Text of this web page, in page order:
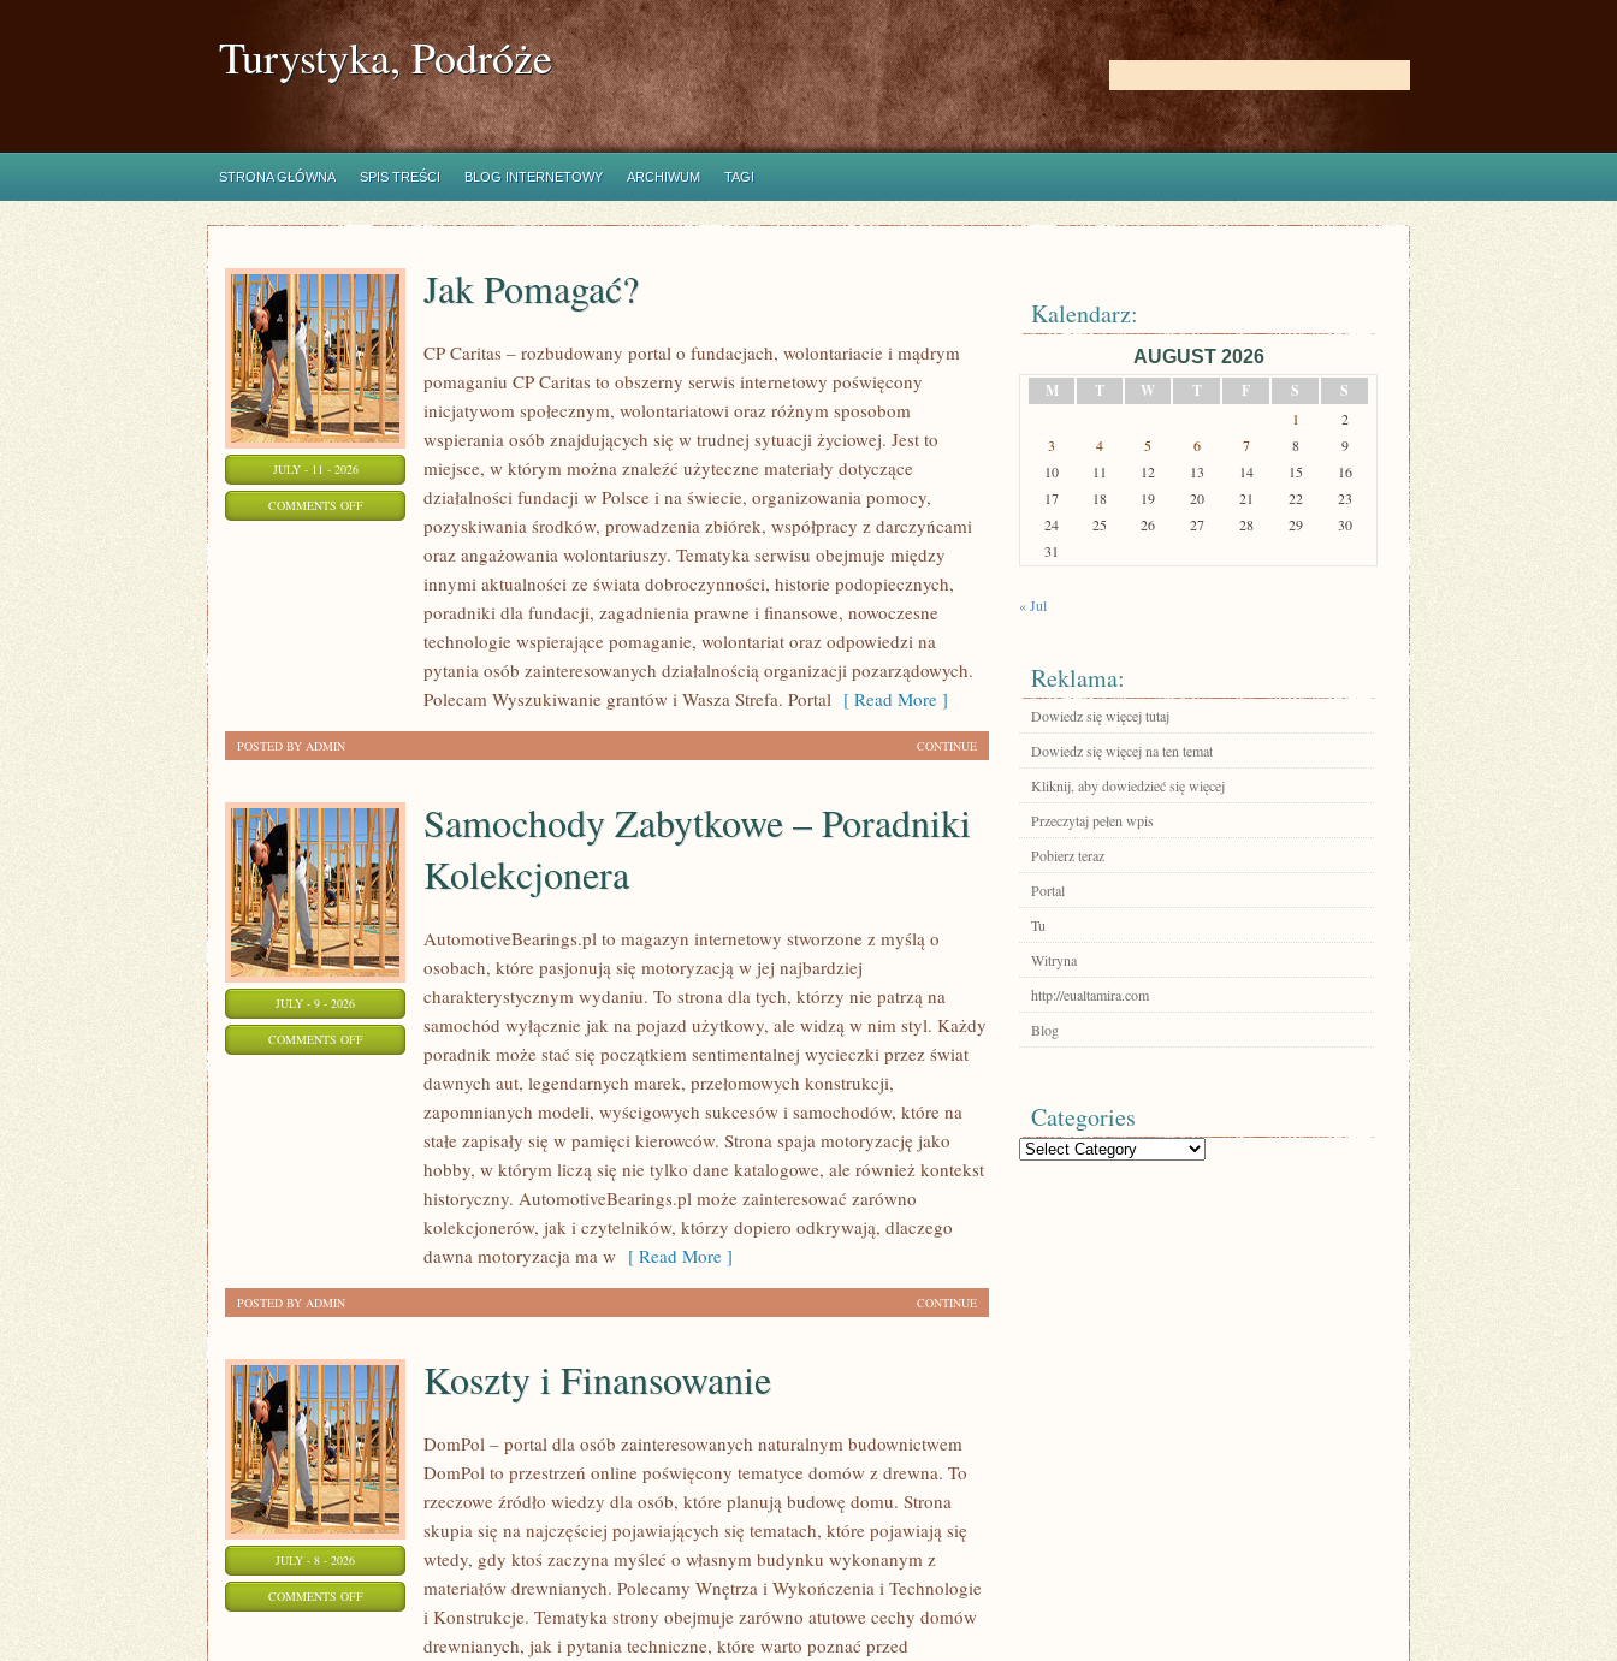
Turystyka, Podróże
STRONA GŁÓWNA SPIS TREŚCI BLOG INTERNETOWY ARCHIWUM TAGI
JULY - 11 - 2026
COMMENTS OFFON
POMAGAĆ?
Jak Pomagać?
CP Caritas – rozbudowany portal o fundacjach, wolontariacie i mądrym
pomaganiu CP Caritas to obszerny serwis internetowy poświęcony
inicjatywom społecznym, wolontariatowi oraz różnym sposobom
wspierania osób znajdujących się w trudnej sytuacji życiowej. Jest to
miejsce, w którym można znaleźć użyteczne materiały dotyczące
działalności fundacji w Polsce i na świecie, organizowania pomocy,
pozyskiwania środków, prowadzenia zbiórek, współpracy z darczyńcami
oraz angażowania wolontariuszy. Tematyka serwisu obejmuje między
innymi aktualności ze świata dobroczynności, historie podopiecznych,
poradniki dla fundacji, zagadnienia prawne i finansowe, nowoczesne
technologie wspierające pomaganie, wolontariat oraz odpowiedzi na
pytania osób zainteresowanych działalnością organizacji pozarządowych.
Polecam Wyszukiwanie grantów i Wasza Strefa. Portal [ Read More ]
CONTINUE
POSTED BY ADMIN
JULY - 9 - 2026
COMMENTS OFFON
SAMOCHODY
Samochody Zabytkowe – Poradniki
Kolekcjonera
AutomotiveBearings.pl to magazyn internetowy stworzone z myślą o
osobach, które pasjonują się motoryzacją w jej najbardziej
charakterystycznym wydaniu. To strona dla tych, którzy nie patrzą na
samochód wyłącznie jak na pojazd użytkowy, ale widzą w nim styl. Każdy
poradnik może stać się początkiem sentimentalnej wycieczki przez świat
dawnych aut, legendarnych marek, przełomowych konstrukcji,
zapomnianych modeli, wyścigowych sukcesów i samochodów, które na
stałe zapisały się w pamięci kierowców. Strona spaja motoryzację jako
hobby, w którym liczą się nie tylko dane katalogowe, ale również kontekst
historyczny. AutomotiveBearings.pl może zainteresować zarówno
kolekcjonerów, jak i czytelników, którzy dopiero odkrywają, dlaczego
dawna motoryzacja ma w [ Read More ]
CONTINUE
POSTED BY ADMIN
JULY - 8 - 2026
COMMENTS OFFON
Koszty i Finansowanie
DomPol – portal dla osób zainteresowanych naturalnym budownictwem
DomPol to przestrzeń online poświęcony tematyce domów z drewna. To
rzeczowe źródło wiedzy dla osób, które planują budowę domu. Strona
skupia się na najczęściej pojawiających się tematach, które pojawiają się
wtedy, gdy ktoś zaczyna myśleć o własnym budynku wykonanym z
materiałów drewnianych. Polecamy Wnętrza i Wykończenia i Technologie
i Konstrukcje. Tematyka strony obejmuje zarówno atutowe cechy domów
drewnianych, jak i pytania techniczne, które warto poznać przed
Kalendarz:
AUGUST 2026
M
T W T F S S
1
2
3
4 5 6 7 8
9
10
11 12 13 14 15
16
17
18 19 20 21 22
23
24
25 26 27 28 29
30
31
« Jul
Reklama:
Dowiedz się więcej tutaj
Dowiedz się więcej na ten temat
Kliknij, aby dowiedzieć się więcej
Przeczytaj pełen wpis
Pobierz teraz
Portal
Tu
Witryna
http://eualtamira.com
Blog
Categories
Categories